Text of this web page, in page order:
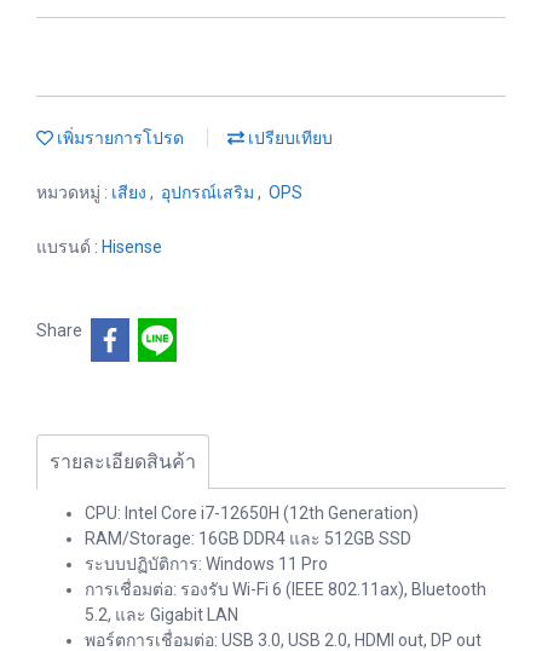
เพิ่มรายการโปรด เปรียบเทียบ
หมวดหมู่ : เสียง , อุปกรณ์เสริม , OPS
แบรนด์ : Hisense
Share
รายละเอียดสินค้า
CPU: Intel Core i7-12650H (12th Generation)
RAM/Storage: 16GB DDR4 และ 512GB SSD
ระบบปฏิบัติการ: Windows 11 Pro
การเชื่อมต่อ: รองรับ Wi-Fi 6 (IEEE 802.11ax), Bluetooth
5.2, และ Gigabit LAN
พอร์ตการเชื่อมต่อ: USB 3.0, USB 2.0, HDMI out, DP out